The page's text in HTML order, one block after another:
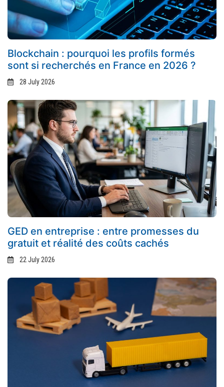
Blockchain : pourquoi les profils formés
sont si recherchés en France en 2026 ?
28 July 2026
GED en entreprise : entre promesses du
gratuit et réalité des coûts cachés
22 July 2026